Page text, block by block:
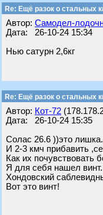
Re: Ещё разок о стальных
Автор: Самодел-
Дата: 26-10-24 15:34
Нью сатурн 2,6кг
Re: Ещё разок о стальных
Автор: Кот-72
Дата: 26-10-24 15:35
Солас 26.6 ))это лишка.
И 2-3 кмч прибавить
Как их почувствовать
Я для себя нашел винт.
Хондовский
Вот это винт!